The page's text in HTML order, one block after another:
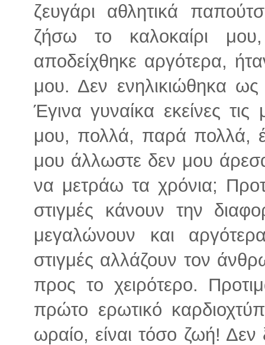
ζευγάρι αθλητικά
ζήσω το καλοκαίρι
αποδείχθηκε αργότερα,
μου. Δεν ενηλικιώθηκα
Έγινα γυναίκα εκείνες
μου, πολλά, παρά πολλά,
μου άλλωστε δεν μου
να μετράω τα χρόνια;
στιγμές κάνουν την
μεγαλώνουν και
στιγμές αλλάζουν τον
προς το χειρότερο.
πρώτο ερωτικό
ωραίο, είναι τόσο ζωή! Δεν